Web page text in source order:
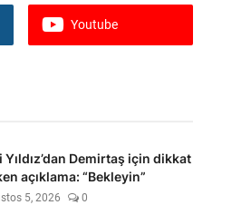
Youtube
Yıldız’dan Demirtaş için dikkat
açıklama: “Bekleyin”
5, 2026 0